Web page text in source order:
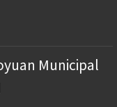
Municipal